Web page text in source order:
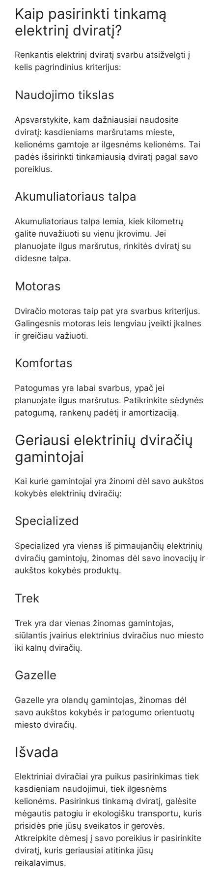
Kaip pasirinkti tinkamą
elektrinį dviratį?
Renkantis elektrinį dviratį svarbu atsižvelgti į
kelis pagrindinius kriterijus:
Naudojimo tikslas
Apsvarstykite, kam dažniausiai naudosite
dviratį: kasdieniams maršrutams mieste,
kelionėms gamtoje ar ilgesnėms kelionėms. Tai
padės išsirinkti tinkamiausią dviratį pagal savo
poreikius.
Akumuliatoriaus talpa
Akumuliatoriaus talpa lemia, kiek kilometrų
galite nuvažiuoti su vienu įkrovimu. Jei
planuojate ilgus maršrutus, rinkitės dviratį su
didesne talpa.
Motoras
Dviračio motoras taip pat yra svarbus kriterijus.
Galingesnis motoras leis lengviau įveikti įkalnes
ir greičiau važiuoti.
Komfortas
Patogumas yra labai svarbus, ypač jei
planuojate ilgus maršrutus. Patikrinkite sėdynės
patogumą, rankenų padėtį ir amortizaciją.
Geriausi elektrinių dviračių
gamintojai
Kai kurie gamintojai yra žinomi dėl savo aukštos
kokybės elektrinių dviračių:
Specialized
Specialized yra vienas iš pirmaujančių elektrinių
dviračių gamintojų, žinomas dėl savo inovacijų ir
aukštos kokybės produktų.
Trek
Trek yra dar vienas žinomas gamintojas,
siūlantis įvairius elektrinius dviračius nuo miesto
iki kalnų dviračių.
Gazelle
Gazelle yra olandų gamintojas, žinomas dėl
savo aukštos kokybės ir patogumo orientuotų
miesto dviračių.
Išvada
Elektriniai dviračiai yra puikus pasirinkimas tiek
kasdieniam naudojimui, tiek ilgesnėms
kelionėms. Pasirinkus tinkamą dviratį, galėsite
mėgautis patogiu ir ekologišku transportu, kuris
prisidės prie jūsų sveikatos ir gerovės.
Atkreipkite dėmesį į savo poreikius ir pasirinkite
dviratį, kuris geriausiai atitinka jūsų
reikalavimus.